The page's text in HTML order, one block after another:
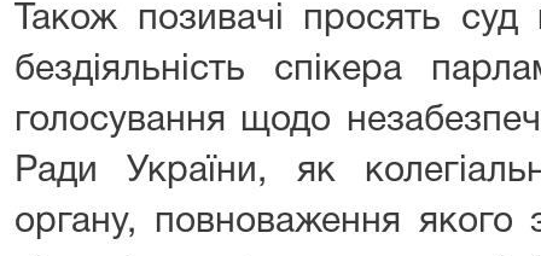
Також позивачі просять
бездіяльність спікера
голосування щодо
Ради України, як
органу, повноваження якого